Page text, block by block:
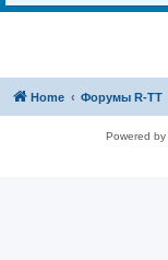
Home Форумы R-TT
Powered by